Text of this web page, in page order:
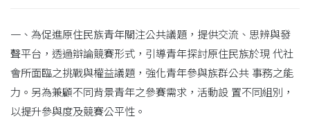
一、為促進原住民族青年關注公共議題，提供交流、思辨與發
聲平台，透過辯論競賽形式，引導青年探討原住民族於現 代社
會所面臨之挑戰與權益議題，強化青年參與族群公共 事務之能
力。另為兼顧不同背景青年之參賽需求，活動設 置不同組別，
以提升參與度及競賽公平性。